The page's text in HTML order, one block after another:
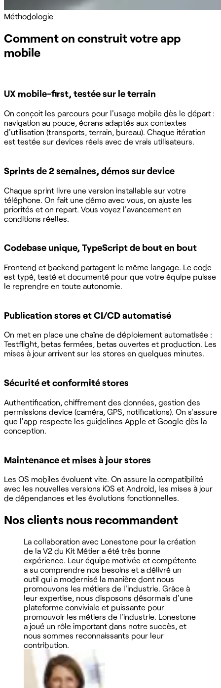
Méthodologie
Comment on construit votre app
mobile
UX mobile-first, testée sur le terrain
On conçoit les parcours pour l'usage mobile dès le départ :
navigation au pouce, écrans adaptés aux contextes
d'utilisation (transports, terrain, bureau). Chaque itération
est testée sur devices réels avec de vrais utilisateurs.
Sprints de 2 semaines, démos sur device
Chaque sprint livre une version installable sur votre
téléphone. On fait une démo avec vous, on ajuste les
priorités et on repart. Vous voyez l'avancement en
conditions réelles.
Codebase unique, TypeScript de bout en bout
Frontend et backend partagent le même langage. Le code
est typé, testé et documenté pour que votre équipe puisse
le reprendre en toute autonomie.
Publication stores et CI/CD automatisé
On met en place une chaîne de déploiement automatisée :
Testflight, betas fermées, betas ouvertes et production. Les
mises à jour arrivent sur les stores en quelques minutes.
Sécurité et conformité stores
Authentification, chiffrement des données, gestion des
permissions device (caméra, GPS, notifications). On s'assure
que l'app respecte les guidelines Apple et Google dès la
conception.
Maintenance et mises à jour stores
Les OS mobiles évoluent vite. On assure la compatibilité
avec les nouvelles versions iOS et Android, les mises à jour
de dépendances et les évolutions fonctionnelles.
Nos clients nous recommandent
La collaboration avec Lonestone pour la création
de la V2 du Kit Métier a été très bonne
expérience. Leur équipe motivée et compétente
a su comprendre nos besoins et a délivré un
outil qui a modernisé la manière dont nous
promouvons les métiers de l'industrie. Grâce à
leur expertise, nous disposons désormais d'une
plateforme conviviale et puissante pour
promouvoir les métiers de l'industrie. Lonestone
a joué un rôle important dans notre succès, et
nous sommes reconnaissants pour leur
contribution.